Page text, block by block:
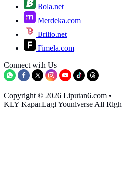
Bola.net
Merdeka.com
Brilio.net
Fimela.com
Connect with Us
Copyright © 2026 Liputan6.com •
KLY KapanLagi Youniverse All